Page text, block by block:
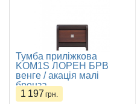
​Тумба приліжкова
KOM1S ЛОРЕН БРВ
венге / акація малі
бронза
1 197 грн.